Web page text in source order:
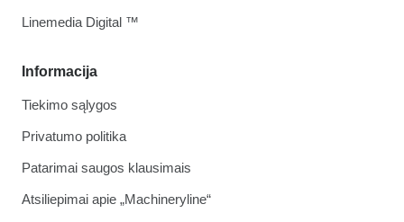
Informacija
Tiekimo sąlygos
Privatumo politika
Patarimai saugos klausimais
Atsiliepimai apie „Machineryline“
Linemedia Digital ™